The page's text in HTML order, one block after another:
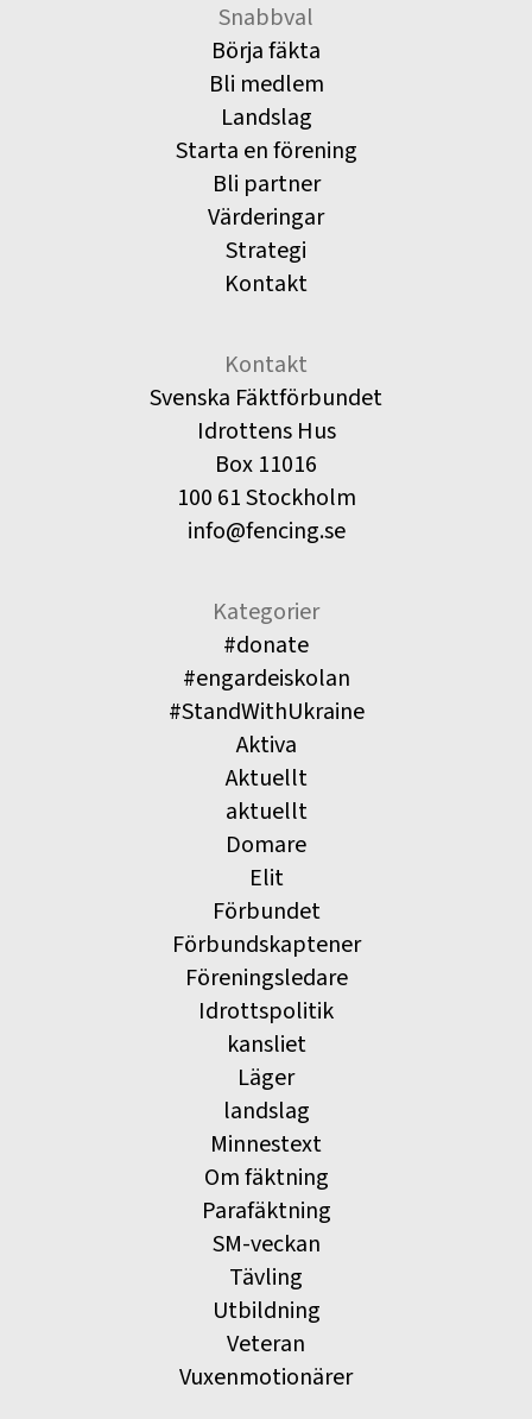
Snabbval
Börja fäkta
Bli medlem
Landslag
Starta en förening
Bli partner
Värderingar
Strategi
Kontakt
Kontakt
Svenska Fäktförbundet
Idrottens Hus
Box 11016
100 61 Stockholm
info@fencing.se
Kategorier
#donate
#engardeiskolan
#StandWithUkraine
Aktiva
Aktuellt
aktuellt
Domare
Elit
Förbundet
Förbundskaptener
Föreningsledare
Idrottspolitik
kansliet
Läger
landslag
Minnestext
Om fäktning
Parafäktning
SM-veckan
Tävling
Utbildning
Veteran
Vuxenmotionärer